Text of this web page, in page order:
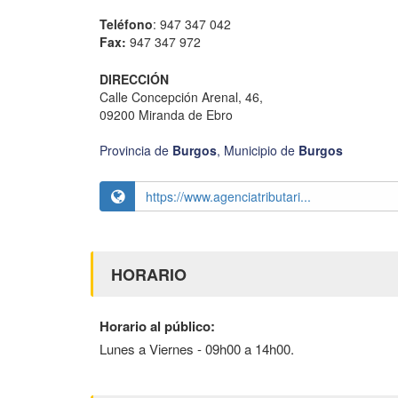
Teléfono: 947 347 042
Fax: 947 347 972
DIRECCIÓN
Calle Concepción Arenal, 46,
09200 Miranda de Ebro
Provincia de Burgos, Municipio de Burgos
https://www.agenciatributari...
HORARIO
Horario al público:
Lunes a Viernes - 09h00 a 14h00.